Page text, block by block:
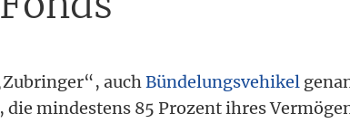
auchBündelungsvehikel
, die mindestens 85 Prozent ihres